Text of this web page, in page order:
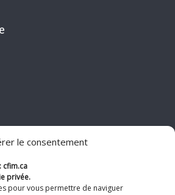
le consentement
cfim.ca
privée.
pour vous permettre de naviguer
CFIM